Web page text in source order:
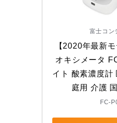
富士コン
【2020年最新
オキシメータ
イト 酸素濃度計
庭用 介護
FC-